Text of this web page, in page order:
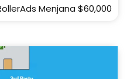
Menjana $60,000